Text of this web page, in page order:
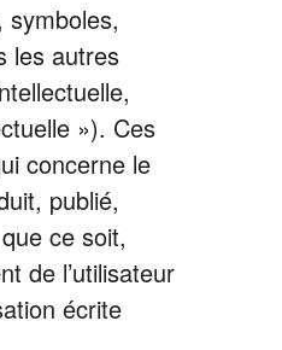
les autres
»). Ces
concerne le
publié,
ce soit,
de l’utilisateur
écrite